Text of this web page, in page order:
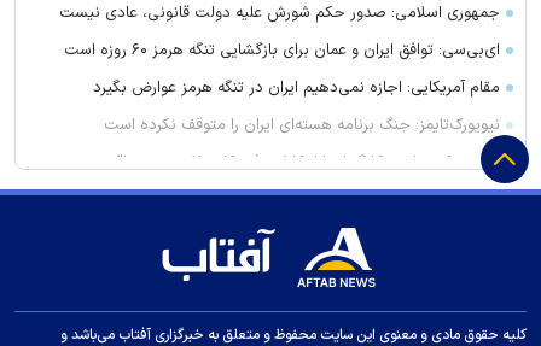
جمهوری اسلامی: صدور حکم شورش علیه دولت قانونی، عادی نیست
ای‌بی‌سی: توافق ایران و عمان برای بازگشایی تنگه هرمز ۶۰ روزه است
مقام آمریکایی: اجازه نمی‌دهیم ایران در تنگه هرمز عوارض بگیرد
نیویورک‌تایمز: جنگ برنامه هسته‌ای ایران را متوقف نکرده است
خروج یک میلیون کارگر از بازار کار/ نرخ بیکاری ۷ درصدی واقعی
نیست
رویترز: آمریکا فروش بیش از ۵۲۵۰ موشک پاتریوت به چند کشور
کلیه حقوق مادی و معنوی این سایت محفوظ و متعلق به خبرگزاری آفتاب می‌باشد و